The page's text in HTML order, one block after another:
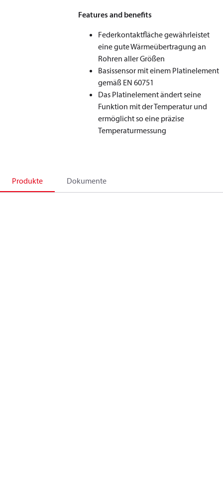
Features and benefits
Federkontaktfläche gewährleistet
eine gute Wärmeübertragung an
Rohren aller Größen
Basissensor mit einem Platinelement
gemäß EN 60751
Das Platinelement ändert seine
Funktion mit der Temperatur und
ermöglicht so eine präzise
Temperaturmessung
Produkte Dokumente